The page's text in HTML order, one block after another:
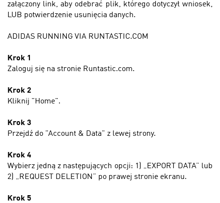
załączony link, aby odebrać plik, którego dotyczył wniosek,
LUB potwierdzenie usunięcia danych.
ADIDAS RUNNING VIA RUNTASTIC.COM
Krok 1
Zaloguj się na stronie Runtastic.com.
Krok 2
Kliknij "Home".
Krok 3
Przejdź do "Account & Data" z lewej strony.
Krok 4
Wybierz jedną z następujących opcji: 1) „EXPORT DATA” lub
2) „REQUEST DELETION” po prawej stronie ekranu.
Krok 5